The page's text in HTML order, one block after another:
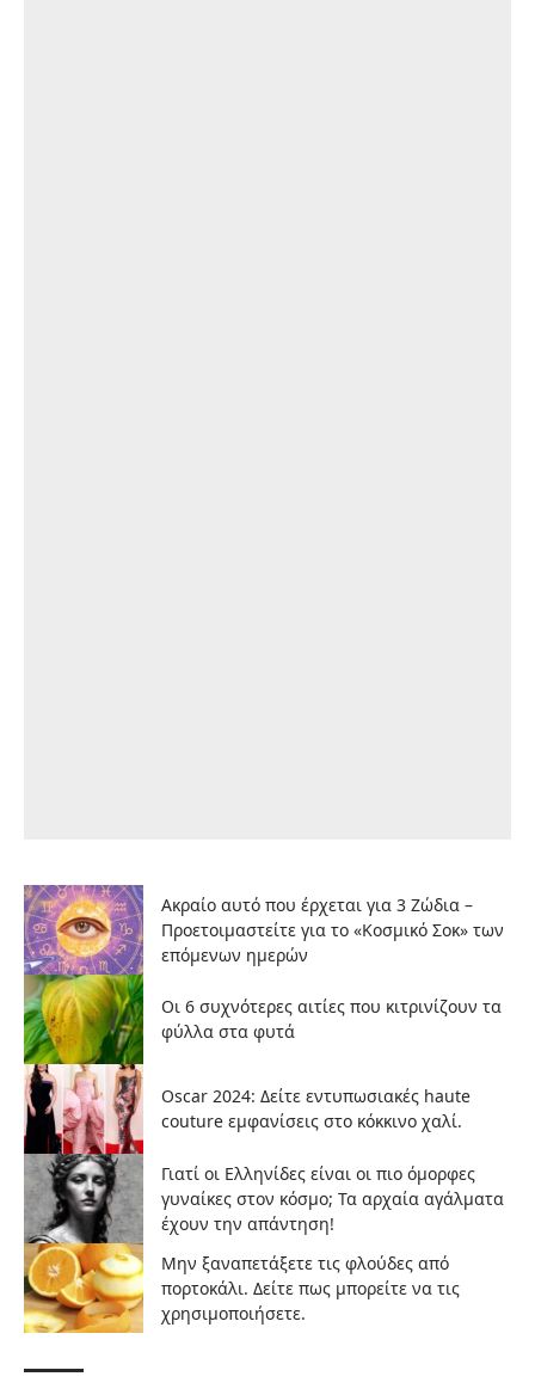
Ακραίο αυτό που έρχεται για 3 Ζώδια –
Προετοιμαστείτε για το «Κοσμικό Σοκ» των
επόμενων ημερών
Οι 6 συχνότερες αιτίες που κιτρινίζουν τα
φύλλα στα φυτά
Oscar 2024: Δείτε εντυπωσιακές haute
couture εμφανίσεις στο κόκκινο χαλί.
Γιατί οι Ελληνίδες είναι οι πιο όμορφες
γυναίκες στον κόσμο; Τα αρχαία αγάλματα
έχουν την απάντηση!
Μην ξαναπετάξετε τις φλούδες από
πορτοκάλι. Δείτε πως μπορείτε να τις
χρησιμοποιήσετε.